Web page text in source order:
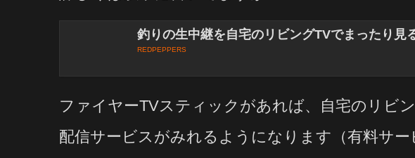
釣りの生中継を自宅のリビングTVでまったり見
REDPEPPERS
ファイヤーTVスティックがあれば、自宅のリビ
配信サービスがみれるようになります（有料サー